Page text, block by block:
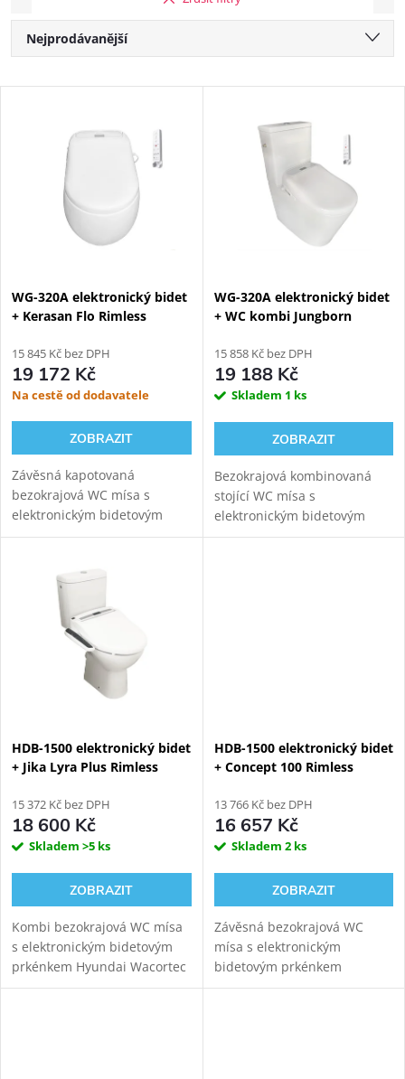
Řazení produktů
Nejprodávanější
Abecedně
WG-320A elektronický bidet
+ Kerasan Flo Rimless
15 845 Kč bez DPH
19 172 Kč
Na cestě od dodavatele
ZOBRAZIT
Závěsná kapotovaná
bezokrajová WC mísa s
elektronickým bidetovým
prkénkem WATERGATE WG-
mytí, dámské mytí a sušení.
WG-320A elektronický bidet
+ WC kombi Jungborn
15 858 Kč bez DPH
19 188 Kč
Skladem 1 ks
ZOBRAZIT
Bezokrajová kombinovaná
stojící WC mísa s
elektronickým bidetovým
prkénkem WATERGATE WG-
HDB-1500 elektronický bidet
+ Jika Lyra Plus Rimless
15 372 Kč bez DPH
18 600 Kč
Skladem >5 ks
ZOBRAZIT
Kombi bezokrajová WC mísa
s elektronickým bidetovým
prkénkem Hyundai Wacortec
pro komfortní zadní mytí,
HDB-1500 elektronický bidet
+ Concept 100 Rimless
13 766 Kč bez DPH
16 657 Kč
Skladem 2 ks
ZOBRAZIT
Závěsná bezokrajová WC
mísa s elektronickým
bidetovým prkénkem
HYUNDAI Wacortec s